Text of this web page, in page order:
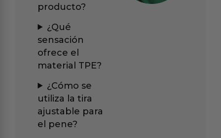
producto?
¿Qué
sensación
ofrece el
material TPE?
¿Cómo se
utiliza la tira
ajustable para
el pene?